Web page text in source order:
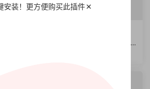
件 Next
C4D流体动力学模拟插件破解
安装！更方便购买此插件